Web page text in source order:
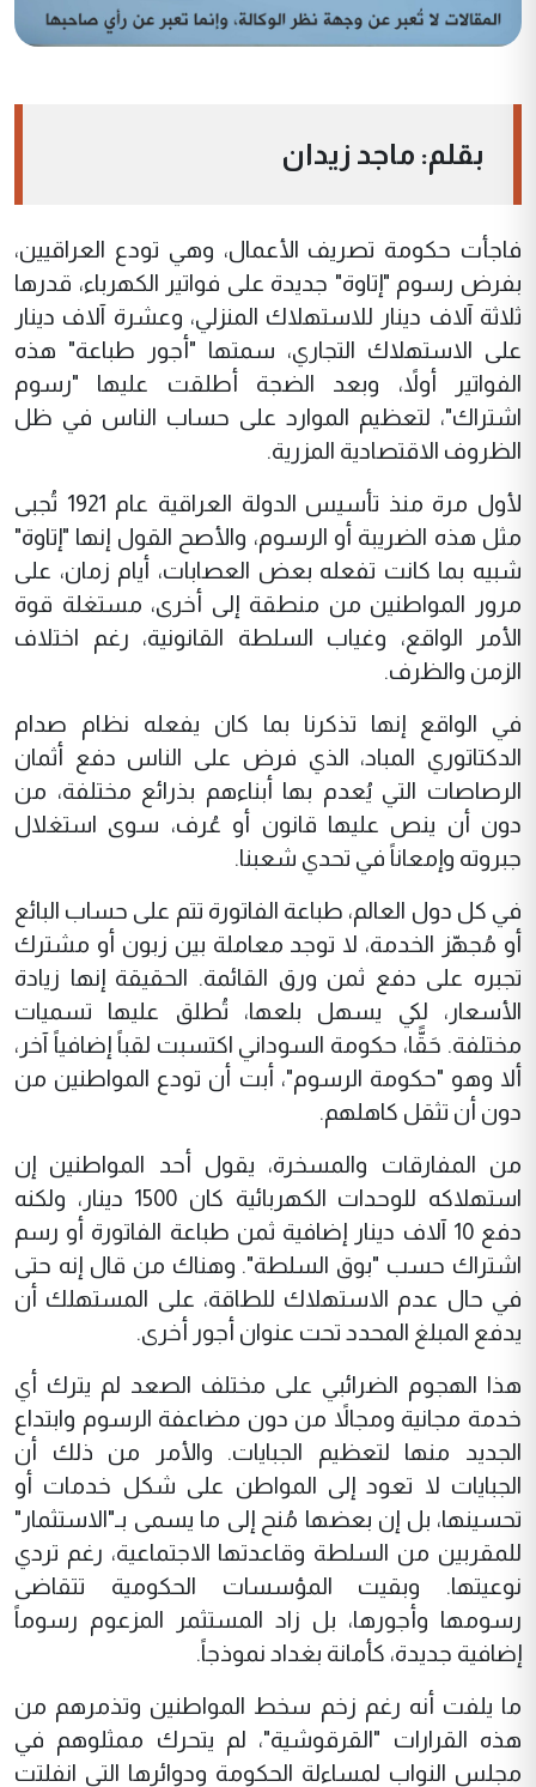
بقلم: ماجد زيدان
فاجأت حكومة تصريف الأعمال، وهي تودع العراقيين،
بفرض رسوم "إتاوة" جديدة على فواتير الكهرباء، قدرها
ثلاثة آلاف دينار للاستهلاك المنزلي، وعشرة آلاف دينار
على الاستهلاك التجاري، سمتها "أجور طباعة" هذه
الفواتير أولاً، وبعد الضجة أطلقت عليها "رسوم
اشتراك"، لتعظيم الموارد على حساب الناس في ظل
الظروف الاقتصادية المزرية.
لأول مرة منذ تأسيس الدولة العراقية عام 1921 تُجبى
مثل هذه الضريبة أو الرسوم، والأصح القول إنها "إتاوة"
شبيه بما كانت تفعله بعض العصابات، أيام زمان، على
مرور المواطنين من منطقة إلى أخرى، مستغلة قوة
الأمر الواقع، وغياب السلطة القانونية، رغم اختلاف
الزمن والظرف.
في الواقع إنها تذكرنا بما كان يفعله نظام صدام
الدكتاتوري المباد، الذي فرض على الناس دفع أثمان
الرصاصات التي يُعدم بها أبناءهم بذرائع مختلفة، من
دون أن ينص عليها قانون أو عُرف، سوى استغلال
جبروته وإمعاناً في تحدي شعبنا.
في كل دول العالم، طباعة الفاتورة تتم على حساب البائع
أو مُجهّز الخدمة، لا توجد معاملة بين زبون أو مشترك
تجبره على دفع ثمن ورق القائمة. الحقيقة إنها زيادة
الأسعار، لكي يسهل بلعها، تُطلق عليها تسميات
مختلفة. حَقًّا، حكومة السوداني اكتسبت لقباً إضافياً آخر،
ألا وهو "حكومة الرسوم"، أبت أن تودع المواطنين من
دون أن تثقل كاهلهم.
من المفارقات والمسخرة، يقول أحد المواطنين إن
استهلاكه للوحدات الكهربائية كان 1500 دينار، ولكنه
دفع 10 آلاف دينار إضافية ثمن طباعة الفاتورة أو رسم
اشتراك حسب "بوق السلطة". وهناك من قال إنه حتى
في حال عدم الاستهلاك للطاقة، على المستهلك أن
يدفع المبلغ المحدد تحت عنوان أجور أخرى.
هذا الهجوم الضرائبي على مختلف الصعد لم يترك أي
خدمة مجانية ومجالاً من دون مضاعفة الرسوم وابتداع
الجديد منها لتعظيم الجبايات. والأمر من ذلك أن
الجبايات لا تعود إلى المواطن على شكل خدمات أو
تحسينها، بل إن بعضها مُنح إلى ما يسمى بـ"الاستثمار"
للمقربين من السلطة وقاعدتها الاجتماعية، رغم تردي
نوعيتها. وبقيت المؤسسات الحكومية تتقاضى
رسومها وأجورها، بل زاد المستثمر المزعوم رسوماً
إضافية جديدة، كأمانة بغداد نموذجاً.
ما يلفت أنه رغم زخم سخط المواطنين وتذمرهم من
هذه القرارات "القرقوشية"، لم يتحرك ممثلوهم في
مجلس النواب لمساءلة الحكومة ودوائرها التي انفلتت